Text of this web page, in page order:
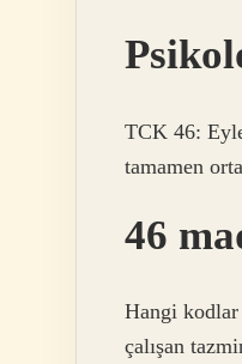
TCK 46:
tamamen
46
Hangi kodlar
çalışan